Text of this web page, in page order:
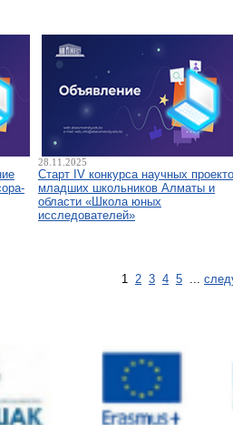
28.11.2025
Старт IV конкурса научных
младших школьников Алматы и
области «Школа юных
исследователей»
1 2 3 4 5 ...